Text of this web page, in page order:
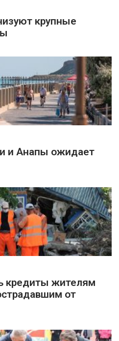
крупные
и Анапы ожидает
кредиты жителям
от